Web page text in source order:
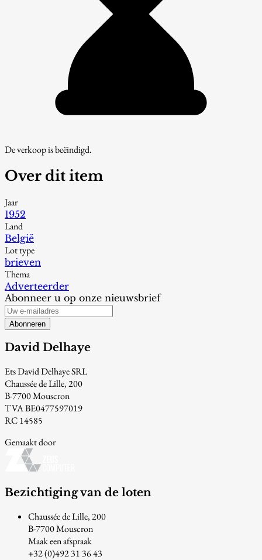
De verkoop is beëindigd.
Over dit item
Jaar
1952
Land
België
Lot type
brieven
Thema
Adverteerder
Abonneer u op onze nieuwsbrief
Abonneren
David Delhaye
Ets David Delhaye SRL
Chaussée de Lille, 200
B-7700 Mouscron
TVA BE0477597019
RC 14585
Gemaakt door
Bezichtiging van de loten
Chaussée de Lille, 200
B-7700 Mouscron
Maak een afspraak
+32 (0)492 31 36 43